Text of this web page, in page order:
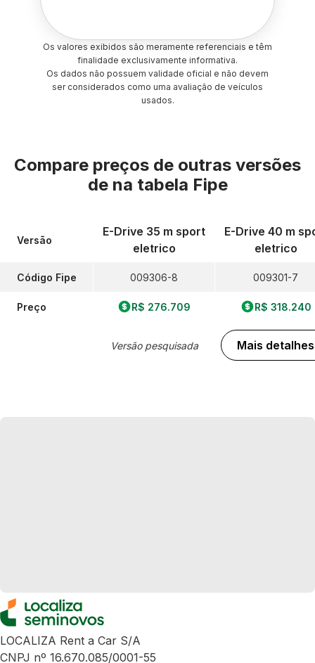
Os valores exibidos são meramente referenciais e têm
finalidade exclusivamente informativa.
Os dados não possuem validade oficial e não devem
ser considerados como uma avaliação de veículos
usados.
Compare preços de outras versões
de na tabela Fipe
Versão
Código Fipe
Preço
E-Drive 35 m sport
eletrico
009306-8
R$ 276.709
Versão pesquisada
E-Drive 40 m
eletrico
009301-7
R$ 318.240
Mais detalhes
LOCALIZA Rent a Car S/A
CNPJ nº 16.670.085/0001-55